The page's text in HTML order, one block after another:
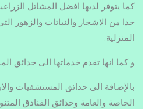
كما يتوفر لديها افضل المشاتل
جدا من الاشجار والنباتات والزهور
المنزلية.
و كما انها تقدم خدماتها الى حدائق
بالإضافة الى حدائق المستشفيات
الخاصة والعامة وحدائق الفنادق